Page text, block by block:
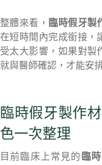
整體來看， 臨時假牙製
在短時間內完成銜接，
受太大影響，如果對製
就與醫師確認，才能安
臨時假牙製作
色一次整理
目前臨床上常見的 臨